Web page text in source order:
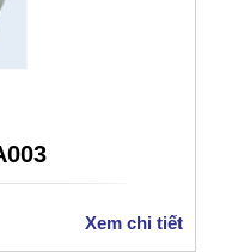
Xem chi tiết